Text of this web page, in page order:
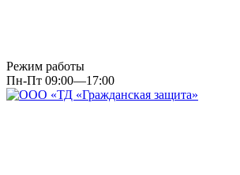
Режим работы
Пн-Пт 09:00—17:00